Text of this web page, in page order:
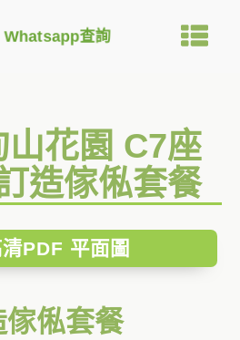
Whatsapp查詢
山花園 C7座
造傢俬套餐
PDF 平面圖
傢俬套餐